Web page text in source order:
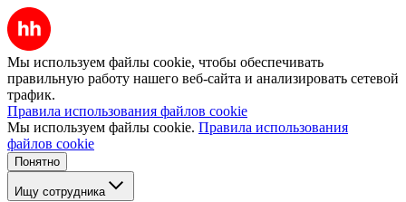
Мы используем файлы cookie, чтобы обеспечивать
правильную работу нашего веб-сайта и анализировать сетевой
трафик.
Правила использования файлов cookie
Мы используем файлы cookie. Правила использования
файлов cookie
Понятно
Ищу сотрудника